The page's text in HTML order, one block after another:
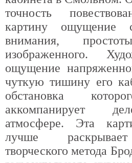
точность
картину ощущение
внимания,
изображенного.
ощущение
чуткую тишину его
обстановка
аккомпанирует
атмосфере. Эта
лучше
творческого метода